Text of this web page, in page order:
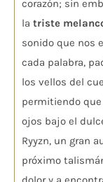
corazón; sin
la triste
sonido que nos
cada palabra,
los vellos del
permitiendo
ojos bajo el
Ryyzn, un gran
próximo